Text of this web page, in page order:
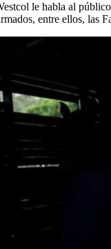
le habla al
entre ellos, las